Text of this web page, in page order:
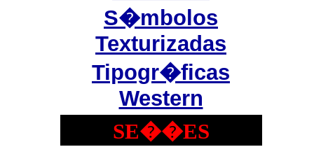
S�mbolos
Texturizadas
Tipogr�ficas
Western
SE��ES